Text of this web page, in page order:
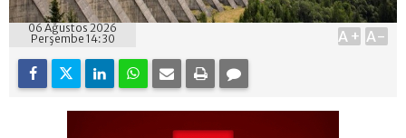
06 Ağustos 2026
Perşembe 14:30
A+ A-